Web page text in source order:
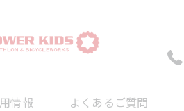
情報 よくあるご質問